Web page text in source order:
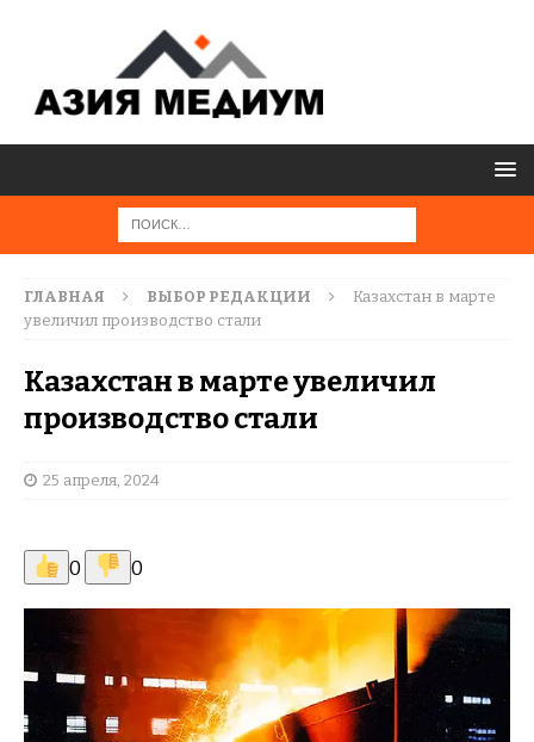
ГЛАВНАЯ ВЫБОР РЕДАКЦИИ
Казахстан в марте
увеличил производство стали
Казахстан в марте увеличил
производство стали
25 апреля, 2024
0 0